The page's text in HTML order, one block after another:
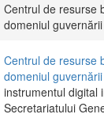
Centrul de resurse
domeniul
Centrul de resurse
domeniul
instrumentul digital
Secretariatului